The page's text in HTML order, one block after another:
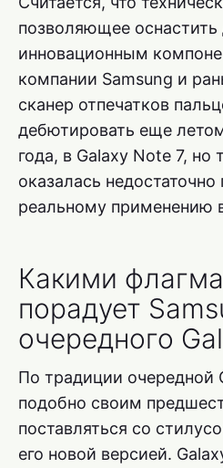
позволяющее оснастить
инновационным
компании Samsung и
сканер отпечатков
дебютировать еще
года, в Galaxy Note 7, но
оказалась недостаточно
реальному применению
Какими
порадует
очередного
По традиции очередной
подобно своим
поставляться со
его новой версией.